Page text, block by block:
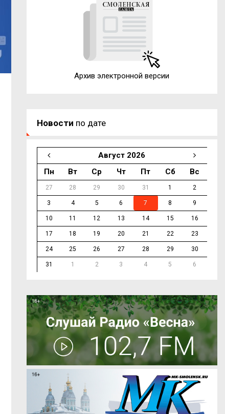
Архив электронной версии
Новости по дате
Август 2026
Пн
Вт Ср Чт Пт Сб Вс
27 28 29 30 31 1 2
3 4 5 6 7 8 9
10 11 12 13 14 15 16
17 18 19 20 21 22 23
24 25 26 27 28 29 30
31 1 2 3 4 5 6